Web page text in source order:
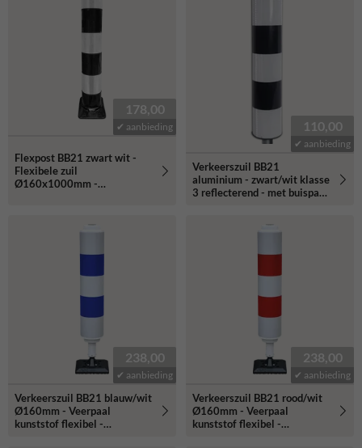
178,00
✔ aanbieding
Flexpost BB21 zwart wit -
Flexibele zuil
Ø160x1000mm -
110,00
✔ aanbieding
Verkeerszuil BB21
aluminium - zwart/wit klasse
3 reflecterend - met buispaal
238,00
✔ aanbieding
Verkeerszuil BB21 blauw/wit
Ø160mm - Veerpaal
kunststof flexibel -
238,00
✔ aanbieding
Verkeerszuil BB21 rood/wit
Ø160mm - Veerpaal
kunststof flexibel -